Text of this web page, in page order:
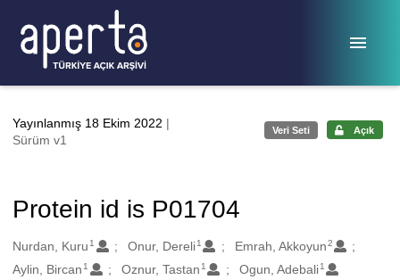
Yayınlanmış 18 Ekim 2022 |
Sürüm v1
Veri Seti Açık
Protein id is P01704
Oluşturanlar
Nurdan, Kuru 1 Onur, Dereli 1 Emrah, Akkoyun2
Aylin, Bircan 1 Oznur, Tastan 1 Ogun, Adebali 1